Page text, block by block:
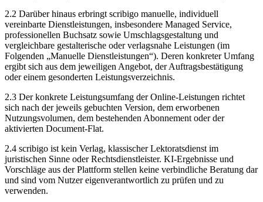
2.2 Darüber hinaus erbringt scribigo manuelle, individuell
vereinbarte Dienstleistungen, insbesondere Managed Service,
professionellen Buchsatz sowie Umschlagsgestaltung und
vergleichbare gestalterische oder verlagsnahe Leistungen (im
Folgenden „Manuelle Dienstleistungen“). Deren konkreter Umfang
ergibt sich aus dem jeweiligen Angebot, der Auftragsbestätigung
oder einem gesonderten Leistungsverzeichnis.
2.3 Der konkrete Leistungsumfang der Online-Leistungen richtet
sich nach der jeweils gebuchten Version, dem erworbenen
Nutzungsvolumen, dem bestehenden Abonnement oder der
aktivierten Document-Flat.
2.4 scribigo ist kein Verlag, klassischer Lektoratsdienst im
juristischen Sinne oder Rechtsdienstleister. KI-Ergebnisse und
Vorschläge aus der Plattform stellen keine verbindliche Beratung dar
und sind vom Nutzer eigenverantwortlich zu prüfen und zu
verwenden.